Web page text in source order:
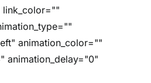
animation_color=""
animation_delay="0"